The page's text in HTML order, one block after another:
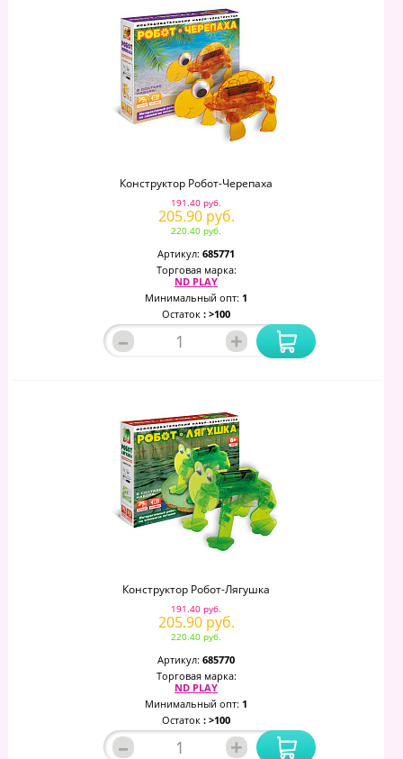
Конструктор Робот-Черепаха
191.40 руб.
205.90 руб.
220.40 руб.
Артикул: 685771
Торговая марка:
ND PLAY
Минимальный опт: 1
Остаток : >100
– +
Конструктор Робот-Лягушка
191.40 руб.
205.90 руб.
220.40 руб.
Артикул: 685770
Торговая марка:
ND PLAY
Минимальный опт: 1
Остаток : >100
– +